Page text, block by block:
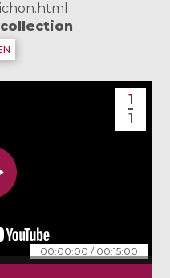
00:00:00 / 00:15:00
1
1